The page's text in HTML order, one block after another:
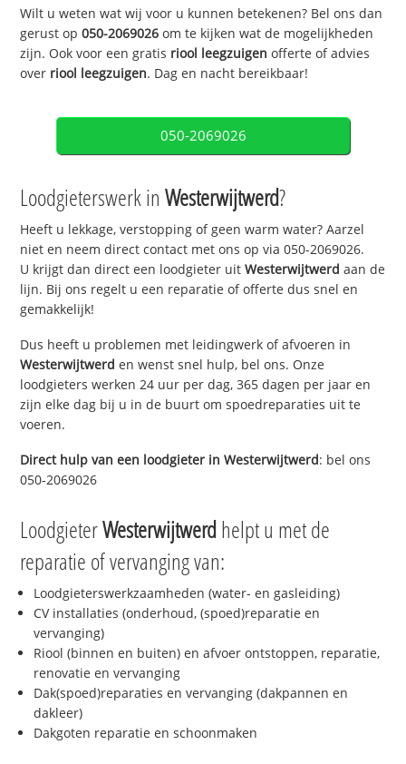
Wilt u weten wat wij voor u kunnen betekenen? Bel ons dan
gerust op050-2069026 om te kijken wat de mogelijkheden
zijn. Ook voor een gratis riool leegzuigen offerte of advies
over riool leegzuigen. Dag en nacht bereikbaar!
050-2069026
Loodgieterswerk inWesterwijtwerd?
Heeft u lekkage, verstopping of geen warm water? Aarzel
niet en neem direct contact met ons op via 050-2069026.
U krijgt dan direct een loodgieter uitWesterwijtwerd aan de
lijn. Bij ons regelt u een reparatie of offerte dus snel en
gemakkelijk!
Dus heeft u problemen met leidingwerk of afvoeren in
Westerwijtwerd en wenst snel hulp, bel ons. Onze
loodgieters werken 24 uur per dag, 365 dagen per jaar en
zijn elke dag bij u in de buurt om spoedreparaties uit te
voeren.
Direct hulp van een loodgieter inWesterwijtwerd: bel ons
050-2069026
LoodgieterWesterwijtwerdhelpt u met de
reparatie of vervanging van:
Loodgieterswerkzaamheden (water- en gasleiding)
CV installaties (onderhoud, (spoed)reparatie en
vervanging)
Riool (binnen en buiten) en afvoer ontstoppen, reparatie,
renovatie en vervanging
Dak(spoed)reparaties en vervanging (dakpannen en
dakleer)
Dakgoten reparatie en schoonmaken